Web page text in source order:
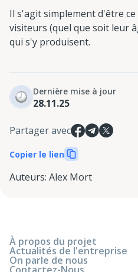
Il s'agit simplement d'être
visiteurs (quel que soit leur
qui s'y produisent.
Dernière mise à jour
28.11.25
Partager avec
Copier le lien
Auteurs: Alex Mort
À propos du projet
Actualités de l'entreprise
On parle de nous